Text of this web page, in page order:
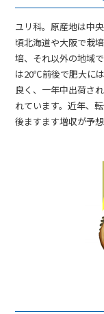
ユリ科。原産地は中
頃北海道や大阪で栽
培、それ以外の地域
は20℃前後で肥大に
良く、一年中出荷さ
れています。近年、
後ますます増収が予想